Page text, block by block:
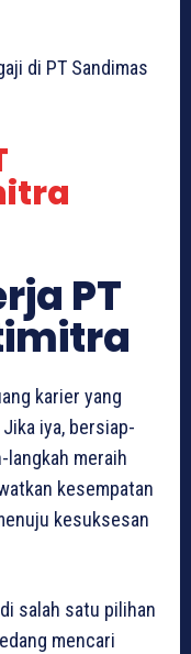
di PT Sandimas
PT
karier yang
iya, bersiap-
langkah meraih
kesempatan
kesuksesan
salah satu pilihan
mencari